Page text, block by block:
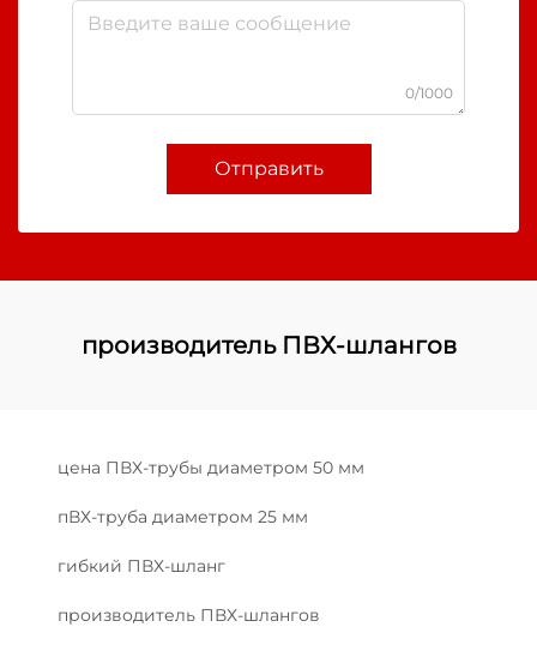
0/1000
Отправить
производитель ПВХ-шлангов
цена ПВХ-трубы диаметром 50 мм
пВХ-труба диаметром 25 мм
гибкий ПВХ-шланг
производитель ПВХ-шлангов